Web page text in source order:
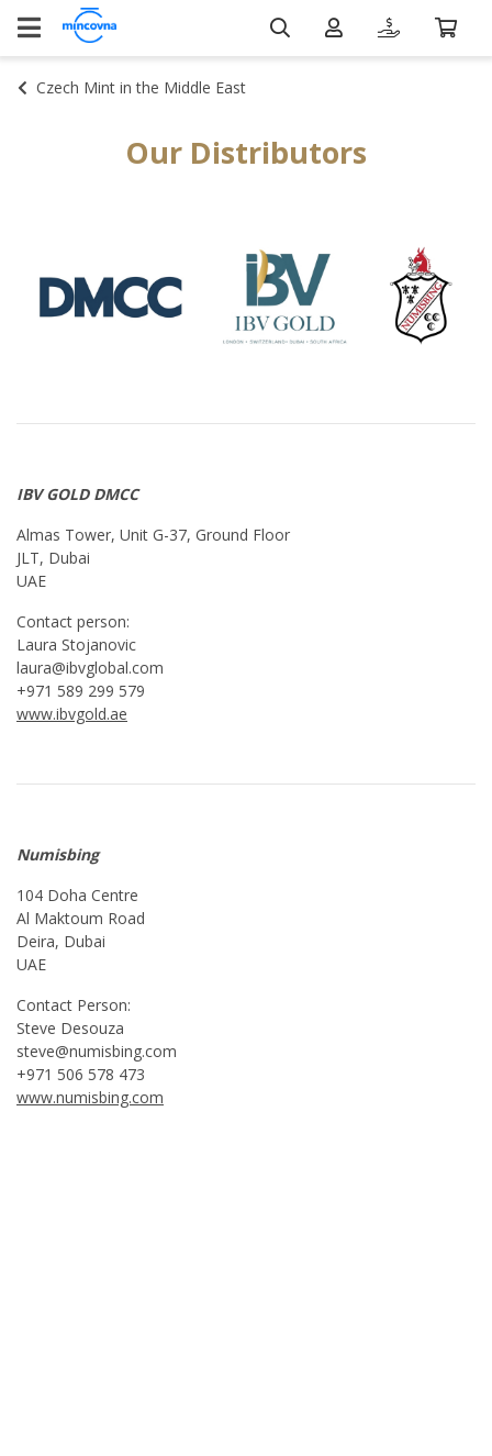
Czech Mint in the Middle East
Our Distributors
IBV GOLD DMCC
Almas Tower, Unit G-37, Ground Floor
JLT, Dubai
UAE
Contact person:
Laura Stojanovic
laura@ibvglobal.com
+971 589 299 579
www.ibvgold.ae
Numisbing
104 Doha Centre
Al Maktoum Road
Deira, Dubai
UAE
Contact Person:
Steve Desouza
steve@numisbing.com
+971 506 578 473
www.numisbing.com